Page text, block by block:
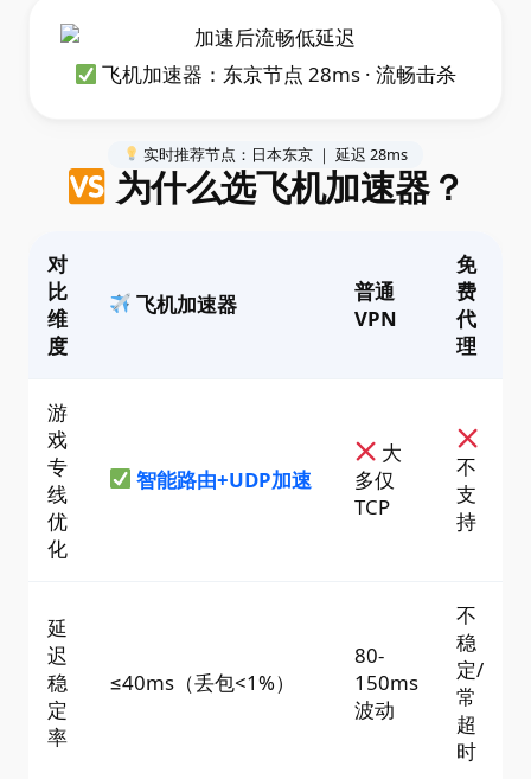
飞机加速器：东京节点 28ms · 流畅击杀
实时推荐节点：日本东京 ｜ 延迟 28ms
为什么选飞机加速器？
对
比
维
度
飞机加速器
普通
VPN
免
费
代
理
游
戏
专
线
优
化
智能路由+UDP加速
大
多仅
TCP
不
支
持
延
迟
稳
定
率
≤40ms（丢包<1%）
80-
150ms
波动
不
稳
定/
常
超
时